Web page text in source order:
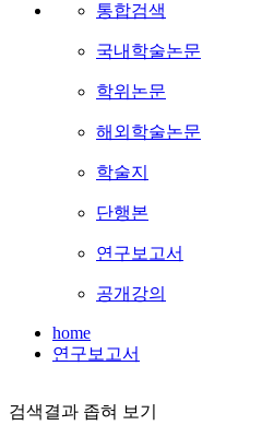
통합검색
국내학술논문
학위논문
해외학술논문
학술지
단행본
연구보고서
공개강의
home
연구보고서
검색결과 좁혀 보기